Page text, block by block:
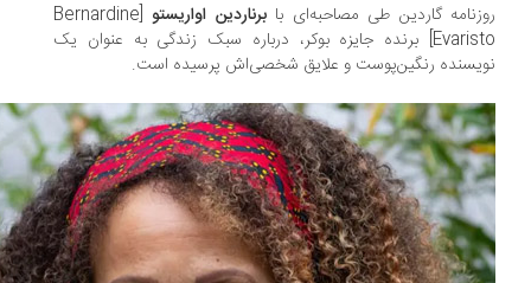
گاردین طی مصاحبه‌ای بابرناردین اواریستو[Bernardine
برنده جایزه بوکر، درباره سبک زندگی به عنوان یک
رنگین‌پوست و علایق شخصی‌اش پرسیده است.